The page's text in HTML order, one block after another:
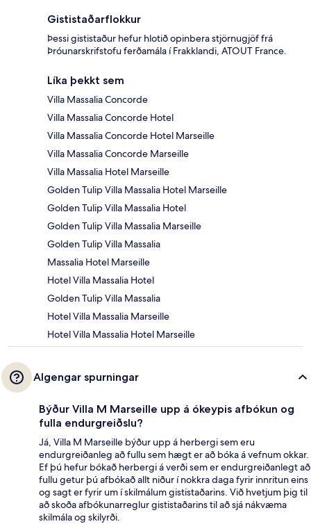
Gististaðarflokkur
Þessi gististaður hefur hlotið opinbera stjörnugjöf frá
Þróunarskrifstofu ferðamála í Frakklandi, ATOUT France.
Líka þekkt sem
Villa Massalia Concorde
Villa Massalia Concorde Hotel
Villa Massalia Concorde Hotel Marseille
Villa Massalia Concorde Marseille
Villa Massalia Hotel Marseille
Golden Tulip Villa Massalia Hotel Marseille
Golden Tulip Villa Massalia Hotel
Golden Tulip Villa Massalia Marseille
Golden Tulip Villa Massalia
Massalia Hotel Marseille
Hotel Villa Massalia Hotel
Golden Tulip Villa Massalia
Hotel Villa Massalia Marseille
Hotel Villa Massalia Hotel Marseille
Algengar spurningar
Býður Villa M Marseille upp á ókeypis afbókun og
fulla endurgreiðslu?
Já, Villa M Marseille býður upp á herbergi sem eru
endurgreiðanleg að fullu sem hægt er að bóka á vefnum okkar.
Ef þú hefur bókað herbergi á verði sem er endurgreiðanlegt að
fullu getur þú afbókað allt niður í nokkra daga fyrir innritun eins
og sagt er fyrir um í skilmálum gististaðarins. Við hvetjum þig til
að skoða afbókunarreglur gististaðarins til að sjá nákvæma
skilmála og skilyrði.